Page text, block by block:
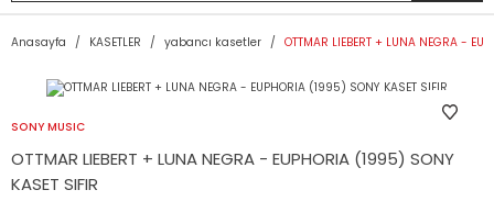
Anasayfa KASETLER yabancı kasetler OTTMAR LIEBERT + LUNA NEGRA -
SONY MUSIC
OTTMAR LIEBERT + LUNA NEGRA - EUPHORIA (1995) SONY
KASET SIFIR